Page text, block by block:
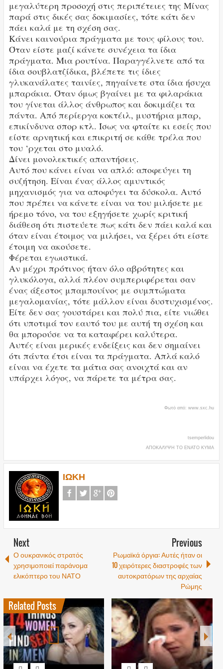
μεγαλύτερη προσοχή στις περιπέτειες της Μίνας
παρά στις δικές σας δοκιμασίες, τότε κάτι δεν
πάει καλά με τη σχέση σας.
Κάνει καινούρια πράγματα με τους φίλους του.
Όταν είστε μαζί κάνετε συνέχεια τα ίδια
πράγματα. Μια ρουτίνα. Παραγγέλνετε από τα
ίδια σουβλατζίδικα, βλέπετε τις ίδιες
γλυκανάλατες ταινίες, πηγαίνετε στα ίδια ήσυχα
μπαράκια. Όταν όμως βγαίνει με τα φιλαράκια
του γίνεται άλλος άνθρωπος και δοκιμάζει τα
πάντα. Από περίεργα κοκτέιλ, μυστήρια μπαρ,
επικίνδυνα σπορ κτλ. Ίσως να φταίτε κι εσείς που
είστε αρνητική και επικριτή σε κάθε τρέλα που
του ‘ρχεται στο μυαλό.
Δίνει μονολεκτικές απαντήσεις.
Αυτό που κάνει είναι να απλό: αποφεύγει τη
συζήτηση. Είναι ένας άλλος αμυντικός
μηχανισμός για να αποφύγει τα δύσκολα. Αυτό
που πρέπει να κάνετε είναι να του μιλήσετε με
ήρεμο τόνο, να του εξηγήσετε χωρίς κριτική
διάθεση ότι πιστεύετε πως κάτι δεν πάει καλά και
όταν είναι έτοιμος να μιλήσει, να ξέρει ότι είστε
έτοιμη να ακούσετε.
Φέρεται εγωιστικά.
Αν μέχρι πρότινος ήταν όλο αβρότητες και
γλυκόλογα, αλλά πλέον συμπεριφέρεται σαν
ένας άξεστος μπαμπουίνος με συμπτώματα
μεγαλομανίας, τότε μάλλον είναι δυστυχισμένος.
Είτε δεν σας γουστάρει και πολύ πια, είτε νιώθει
ότι υποτιμά τον εαυτό του με αυτή τη σχέση και
θα μπορούσε να τα καταφέρει καλύτερα.
Αυτές είναι μερικές ενδείξεις και δεν σημαίνει
ότι πάντα έτσι είναι τα πράγματα. Απλά καλό
είναι να έχετε τα μάτια σας ανοιχτά και αν
υπάρχει λόγος, να πάρετε τα μέτρα σας.
Φωτό από: www.sxc.hu
tsemperlidou
ΑΠΟΚΑΛΥΨΗ ΤΟ ΕΝΑΤΟ ΚΥΜΑ
ΙΩΚΗ
Next
Ο ουκρανικός στρατός
χρησιμοποιεί παράνομα
ελικόπτερο του ΝΑΤΟ
Previous
Ρωμαϊκά όργια: Αυτές ήταν οι
10 χειρότερες διαστροφές των
αυτοκρατόρων της αρχαίας
Ρώμης
Related Posts